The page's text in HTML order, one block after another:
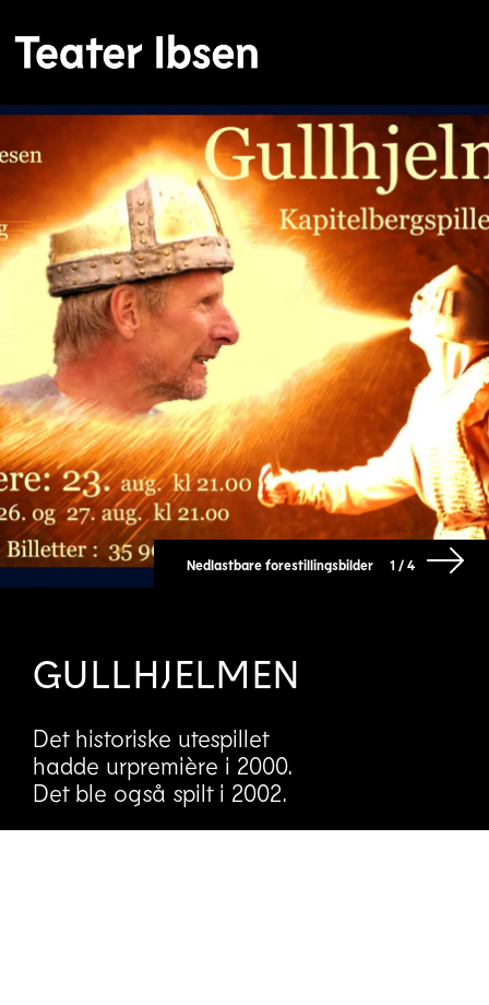
Nedlastbare forestillingsbilder 1 / 4
GULLHJELMEN
Det historiske utespillet
hadde urpremière i 2000.
Det ble også spilt i 2002.